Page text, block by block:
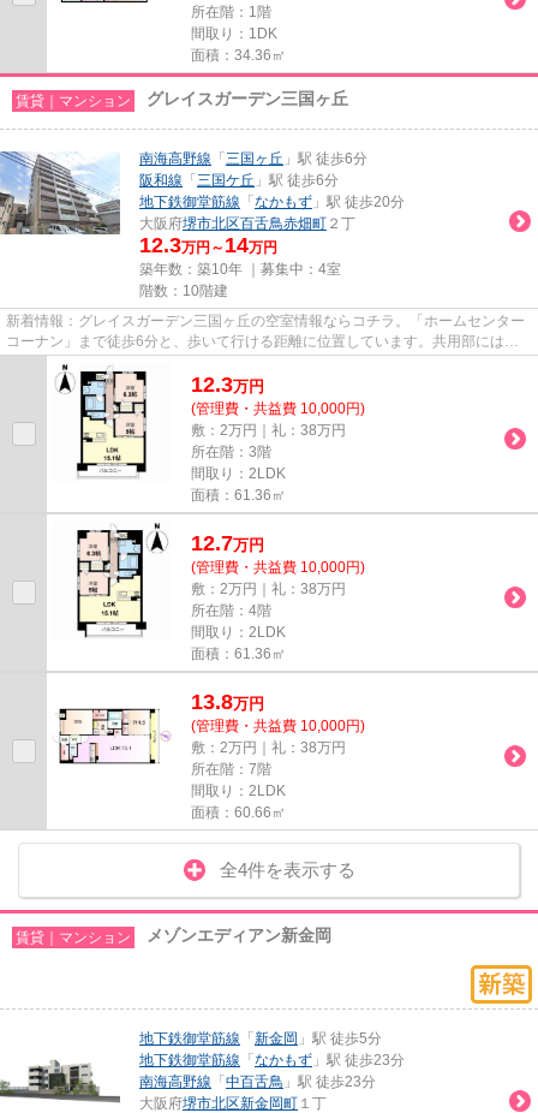
所在階：1階
間取り：1DK
面積：34.36㎡
賃貸｜マンション グレイスガーデン三国ヶ丘
南海高野線 「 三国ヶ丘 」駅 徒歩6分
阪和線 「 三国ケ丘 」駅 徒歩6分
地下鉄御堂筋線 「 なかもず 」駅 徒歩20分
大阪府堺市北区百舌鳥赤畑町 ２丁
12.3万円～ 14万円
築年数：築10年 ｜募集中： 4室
階数：10階建
新着情報：グレイスガーデン三国ヶ丘の空室情報ならコチラ。「ホームセンター
コーナン」まで徒歩6分と、歩いて行ける距離に位置しています。共用部にはエ
レベータ・敷地内ごみ置き場な...
12.3万円
(管理費・共益費 10,000円)
敷：2万円｜礼：38万円
所在階：3階
間取り：2LDK
面積：61.36㎡
12.7万円
(管理費・共益費 10,000円)
敷：2万円｜礼：38万円
所在階：4階
間取り：2LDK
面積：61.36㎡
13.8万円
(管理費・共益費 10,000円)
敷：2万円｜礼：38万円
所在階：7階
間取り：2LDK
面積：60.66㎡
全4件を表示する
賃貸｜マンション メゾンエディアン新金岡
地下鉄御堂筋線 「 新金岡 」駅 徒歩5分
地下鉄御堂筋線 「 なかもず 」駅 徒歩23分
南海高野線 「 中百舌鳥 」駅 徒歩23分
大阪府堺市北区新金岡町 １丁